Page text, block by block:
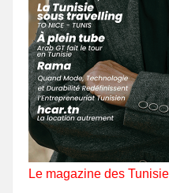
Le magazine des